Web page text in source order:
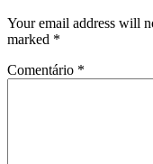
Your email address will
marked *
Comentário *